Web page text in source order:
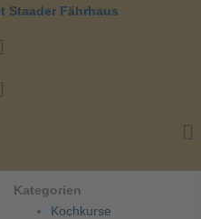
Kategorien
Kochkurse